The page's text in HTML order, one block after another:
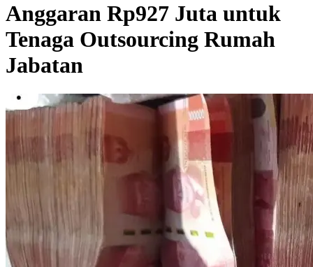
Anggaran Rp927 Juta untuk
Tenaga Outsourcing Rumah
Jabatan